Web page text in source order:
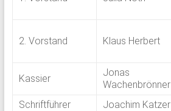
2. Vorstand Klaus Herbert
Kassier
Jonas
Wachenbrönner
Schriftführer
Joachim Katzer